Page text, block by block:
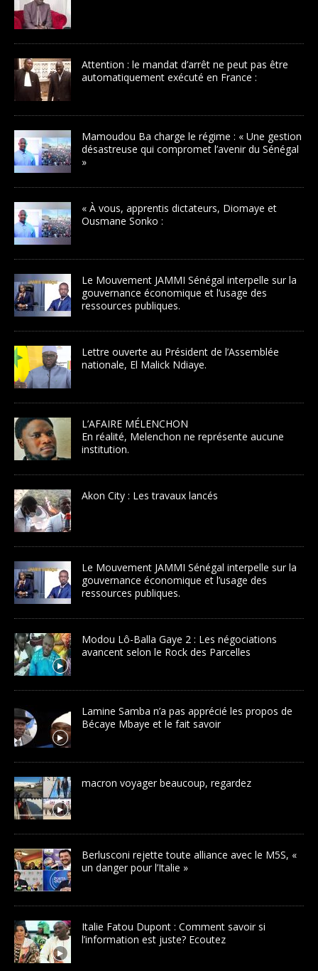
Attention : le mandat d’arrêt ne peut pas être
automatiquement exécuté en France :
Mamoudou Ba charge le régime : « Une gestion
désastreuse qui compromet l’avenir du Sénégal
»
« À vous, apprentis dictateurs, Diomaye et
Ousmane Sonko :
Le Mouvement JAMMI Sénégal interpelle sur la
gouvernance économique et l’usage des
ressources publiques.
Lettre ouverte au Président de l’Assemblée
nationale, El Malick Ndiaye.
L’AFAIRE MÉLENCHON
En réalité, Melenchon ne représente aucune
institution.
Akon City : Les travaux lancés
Le Mouvement JAMMI Sénégal interpelle sur la
gouvernance économique et l’usage des
ressources publiques.
Modou Lô-Balla Gaye 2 : Les négociations
avancent selon le Rock des Parcelles
Lamine Samba n’a pas apprécié les propos de
Bécaye Mbaye et le fait savoir
macron voyager beaucoup, regardez
Berlusconi rejette toute alliance avec le M5S, «
un danger pour l’Italie »
Italie Fatou Dupont : Comment savoir si
l’information est juste? Ecoutez